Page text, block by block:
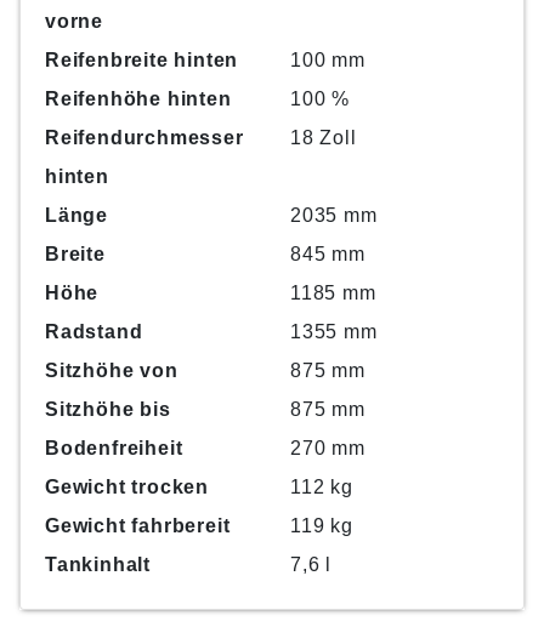
vorne
Reifenbreite hinten
100 mm
Reifenhöhe hinten
100 %
Reifendurchmesser
hinten
18 Zoll
Länge
2035 mm
Breite
845 mm
Höhe
1185 mm
Radstand
1355 mm
Sitzhöhe von
875 mm
Sitzhöhe bis
875 mm
Bodenfreiheit
270 mm
Gewicht trocken
112 kg
Gewicht fahrbereit
119 kg
Tankinhalt
7,6 l